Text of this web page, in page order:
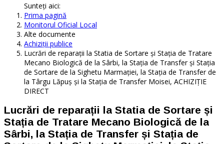
Sunteți aici:
Prima pagină
Monitorul Oficial Local
Alte documente
Achiziţii publice
Lucrări de reparații la Statia de Sortare și Stația de Tratare
Mecano Biologică de la Sârbi, la Stația de Transfer și Stația
de Sortare de la Sighetu Marmației, la Stația de Transfer de
la Târgu Lăpuș și la Stația de Transfer Moisei, ACHIZIȚIE
DIRECT
Lucrări de reparații la Statia de Sortare și
Stația de Tratare Mecano Biologică de la
Sârbi, la Stația de Transfer și Stația de